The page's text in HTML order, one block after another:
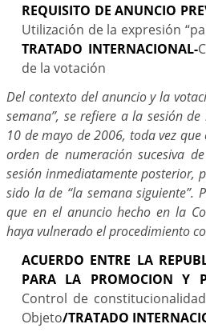
REQUISITO DE ANUNCIO
Utilización de la expresión
TRATADO INTERNACIONAL-
de la votación
Del contexto del anuncio y la
semana”, se refiere a la sesión
10 de mayo de 2006, toda vez
orden de numeración sucesiva
sesión inmediatamente posterior,
sido la de “la semana siguiente”.
que en el anuncio hecho en la
haya vulnerado el procedimiento
ACUERDO ENTRE LA
PARA LA PROMOCION Y
Control de
Objeto/TRATADO